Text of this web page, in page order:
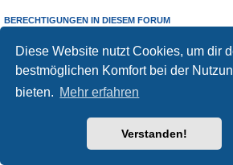
Diese Website nutzt Cookies, um dir
bestmöglichen Komfort bei der
bieten. Mehr erfahren
Verstanden!
BERECHTIGUNGEN IN DIESEM FORUM
Du darfst keineAntworten zu Themen in diesem Forum
Du darfst deine Beiträge in diesem Forumnichtändern.
Du darfst deine Beiträge in diesem Forum nicht löschen.
keine
Powered byphpBB® Forum Software ©
Deutsche Übersetzung durch